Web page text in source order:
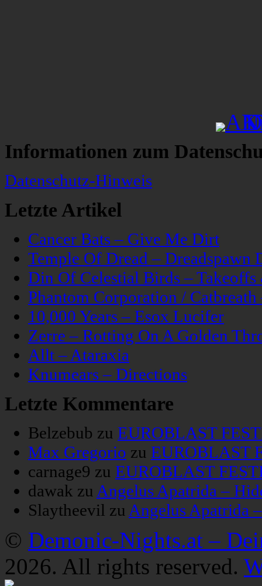
Informationen zum
Datenschutz-Hinweis
Letzte Artikel
Cancer Bats – Give Me Dirt
Temple Of Dread – Dreadspawn
Din Of Celestial Birds –
Phantom Corporation /
10,000 Years – Esox Lucifer
Zerre – Rotting On A Golden
Allt – Ataraxia
Knumears – Directions
Letzte Kommentare
Belzebub zu EUROBLAST
Max Gregorio zu EUROBLAST
carnage9 zu EUROBLAST
dawak zu Angelus Apatrida –
Slaytheevil zu Angelus Apatrida
© Demonic-Nights.at –
2026. All rights reserved.